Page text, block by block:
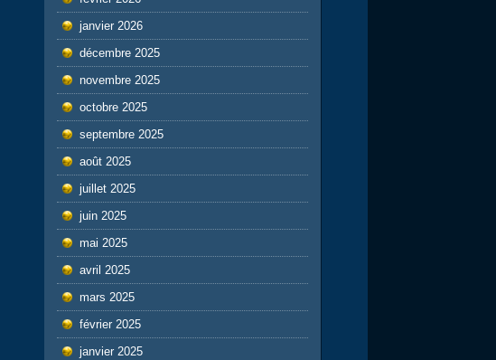
janvier 2026
décembre 2025
novembre 2025
octobre 2025
septembre 2025
août 2025
juillet 2025
juin 2025
mai 2025
avril 2025
mars 2025
février 2025
janvier 2025